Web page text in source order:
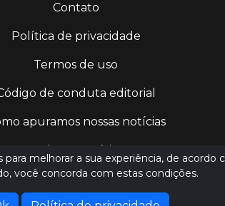
Contato
Política de privacidade
Termos de uso
de conduta editorial
apuramos nossas notícias
melhorar a sua experiência, de
você concorda com estas condições.